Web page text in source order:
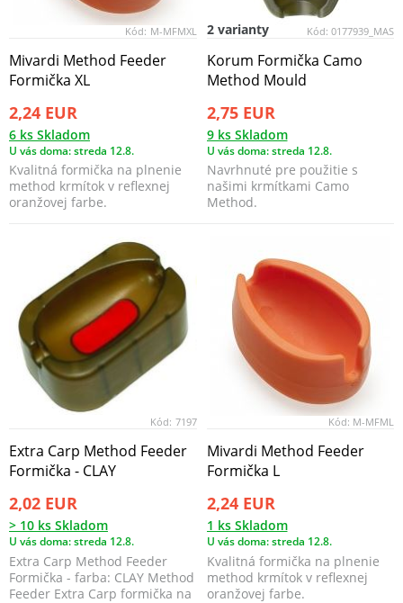
Kód: M-MFMXL
Mivardi Method Feeder
Formička XL
2,24 EUR
6 ks Skladom
U vás doma: streda 12.8.
Kvalitná formička na plnenie
method krmítok v reflexnej
oranžovej farbe.
Kód: 0177939_MAS
2 varianty
Korum Formička Camo
Method Mould
2,75 EUR
9 ks Skladom
U vás doma: streda 12.8.
Navrhnuté pre použitie s
našimi krmítkami Camo
Method.
Kód: 7197
Extra Carp Method Feeder
Formička - CLAY
2,02 EUR
> 10 ks Skladom
U vás doma: streda 12.8.
Extra Carp Method Feeder
Formička - farba: CLAY Method
Feeder Extra Carp formička na
Kód: M-MFML
Mivardi Method Feeder
Formička L
2,24 EUR
1 ks Skladom
U vás doma: streda 12.8.
Kvalitná formička na plnenie
method krmítok v reflexnej
oranžovej farbe.